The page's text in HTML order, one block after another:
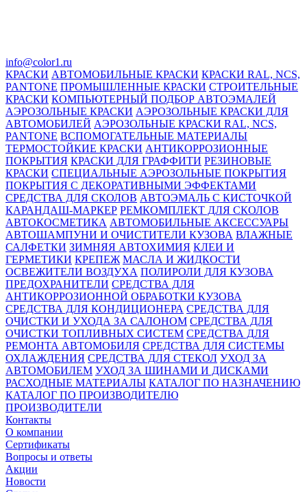
info@color1.ru
КРАСКИ АВТОМОБИЛЬНЫЕ КРАСКИ КРАСКИ RAL, NCS,
PANTONE ПРОМЫШЛЕННЫЕ КРАСКИ СТРОИТЕЛЬНЫЕ
КРАСКИ КОМПЬЮТЕРНЫЙ ПОДБОР АВТОЭМАЛЕЙ
АЭРОЗОЛЬНЫЕ КРАСКИ АЭРОЗОЛЬНЫЕ КРАСКИ ДЛЯ
АВТОМОБИЛЕЙ АЭРОЗОЛЬНЫЕ КРАСКИ RAL, NCS,
PANTONE ВСПОМОГАТЕЛЬНЫЕ МАТЕРИАЛЫ
ТЕРМОСТОЙКИЕ КРАСКИ АНТИКОРРОЗИОННЫЕ
ПОКРЫТИЯ КРАСКИ ДЛЯ ГРАФФИТИ РЕЗИНОВЫЕ
КРАСКИ СПЕЦИАЛЬНЫЕ АЭРОЗОЛЬНЫЕ ПОКРЫТИЯ
ПОКРЫТИЯ С ДЕКОРАТИВНЫМИ ЭФФЕКТАМИ
СРЕДСТВА ДЛЯ СКОЛОВ АВТОЭМАЛЬ С КИСТОЧКОЙ
КАРАНДАШ-МАРКЕР РЕМКОМПЛЕКТ ДЛЯ СКОЛОВ
АВТОКОСМЕТИКА АВТОМОБИЛЬНЫЕ АКСЕССУАРЫ
АВТОШАМПУНИ И ОЧИСТИТЕЛИ КУЗОВА ВЛАЖНЫЕ
САЛФЕТКИ ЗИМНЯЯ АВТОХИМИЯ КЛЕИ И
ГЕРМЕТИКИ КРЕПЕЖ МАСЛА И ЖИДКОСТИ
ОСВЕЖИТЕЛИ ВОЗДУХА ПОЛИРОЛИ ДЛЯ КУЗОВА
ПРЕДОХРАНИТЕЛИ СРЕДСТВА ДЛЯ
АНТИКОРРОЗИОННОЙ ОБРАБОТКИ КУЗОВА
СРЕДСТВА ДЛЯ КОНДИЦИОНЕРА СРЕДСТВА ДЛЯ
ОЧИСТКИ И УХОДА ЗА САЛОНОМ СРЕДСТВА ДЛЯ
ОЧИСТКИ ТОПЛИВНЫХ СИСТЕМ СРЕДСТВА ДЛЯ
РЕМОНТА АВТОМОБИЛЯ СРЕДСТВА ДЛЯ СИСТЕМЫ
ОХЛАЖДЕНИЯ СРЕДСТВА ДЛЯ СТЕКОЛ УХОД ЗА
АВТОМОБИЛЕМ УХОД ЗА ШИНАМИ И ДИСКАМИ
РАСХОДНЫЕ МАТЕРИАЛЫ КАТАЛОГ ПО НАЗНАЧЕНИЮ
КАТАЛОГ ПО ПРОИЗВОДИТЕЛЮ
ПРОИЗВОДИТЕЛИ
Контакты
О компании
Сертификаты
Вопросы и ответы
Акции
Новости